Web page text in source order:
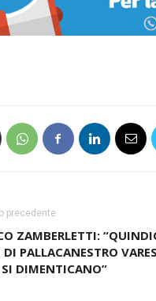
precedente
ZAMBERLETTI:
PALLACANESTRO
DIMENTICANO”